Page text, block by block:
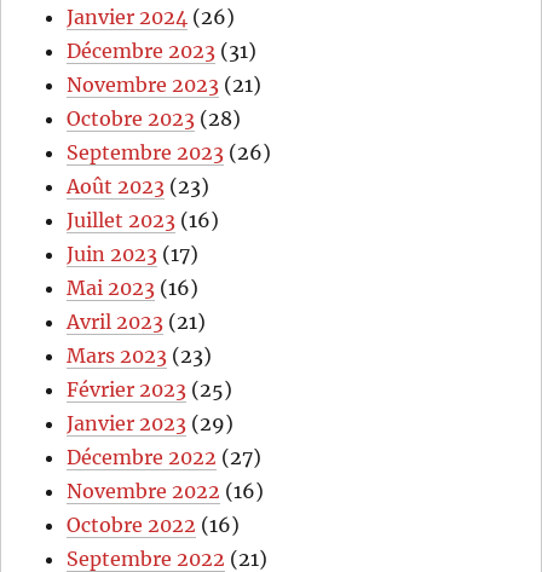
Janvier 2024 (26)
Décembre 2023 (31)
Novembre 2023 (21)
Octobre 2023 (28)
Septembre 2023 (26)
Août 2023 (23)
Juillet 2023 (16)
Juin 2023 (17)
Mai 2023 (16)
Avril 2023 (21)
Mars 2023 (23)
Février 2023 (25)
Janvier 2023 (29)
Décembre 2022 (27)
Novembre 2022 (16)
Octobre 2022 (16)
Septembre 2022 (21)